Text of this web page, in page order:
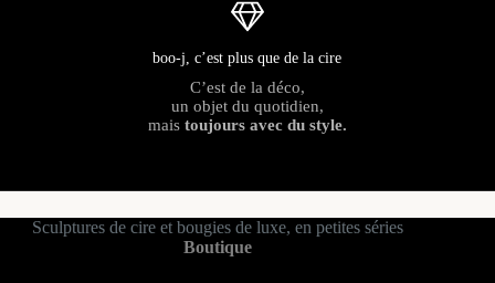
boo-j, c’est plus que de la cire
C’est de la déco,
un objet du quotidien,
mais toujours avec du style.
Sculptures de cire et bougies de luxe, en petites séries
Boutique